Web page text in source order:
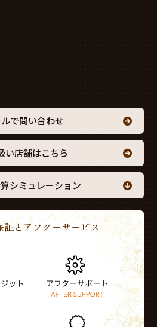
で問い合わせ
い店舗はこちら
シミュレーション
とアフターサービス